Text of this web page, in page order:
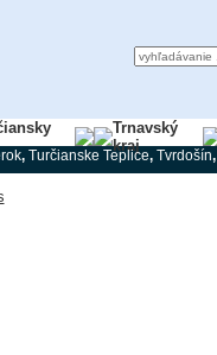
Trnavský
kraj
, Turčianske Teplice, Tvrdošín,